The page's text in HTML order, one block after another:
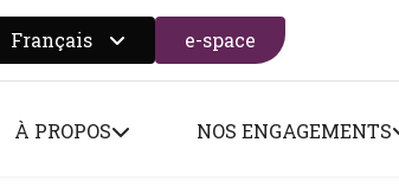
form
Français e-space
À PROPOS NOS ENGAGEMENTS